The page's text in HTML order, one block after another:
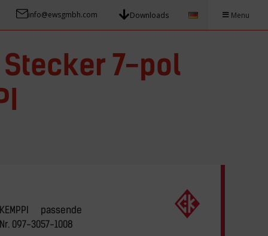
info@ewsgmbh.com Downloads Menu
Stecker 7-pol
passende
097-3057-1008